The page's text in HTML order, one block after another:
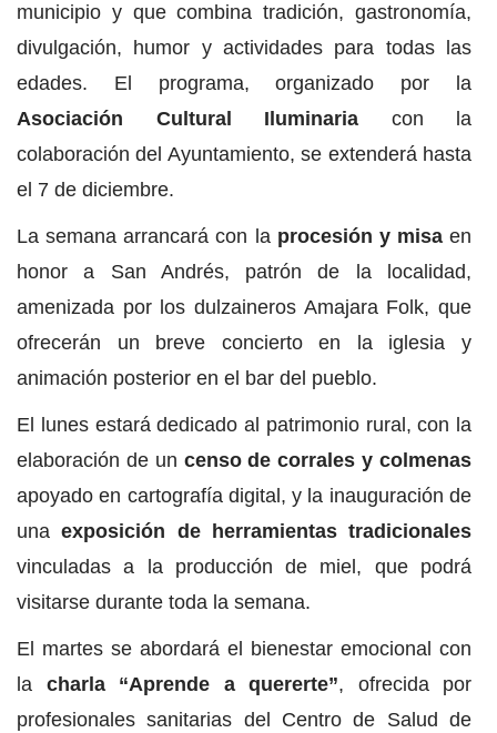
municipio y que combina tradición, gastronomía,
divulgación, humor y actividades para todas las
edades. El programa, organizado por la
Asociación Cultural Iluminaria con la
colaboración del Ayuntamiento, se extenderá hasta
el 7 de diciembre.
La semana arrancará con la procesión y misa en
honor a San Andrés, patrón de la localidad,
amenizada por los dulzaineros Amajara Folk, que
ofrecerán un breve concierto en la iglesia y
animación posterior en el bar del pueblo.
El lunes estará dedicado al patrimonio rural, con la
elaboración de un censo de corrales y colmenas
apoyado en cartografía digital, y la inauguración de
unaexposición de herramientas tradicionales
vinculadas a la producción de miel, que podrá
visitarse durante toda la semana.
El martes se abordará el bienestar emocional con
la charla “Aprende a quererte”, ofrecida por
profesionales sanitarias del Centro de Salud de